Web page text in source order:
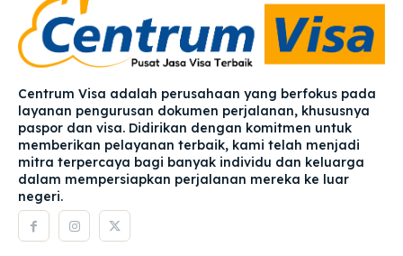
Centrum Visa adalah perusahaan yang berfokus pada
layanan pengurusan dokumen perjalanan, khususnya
paspor dan visa. Didirikan dengan komitmen untuk
memberikan pelayanan terbaik, kami telah menjadi
mitra terpercaya bagi banyak individu dan keluarga
dalam mempersiapkan perjalanan mereka ke luar
negeri.